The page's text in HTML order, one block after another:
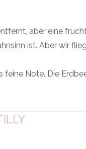
aber eine
ist. Aber wir
Note. Die